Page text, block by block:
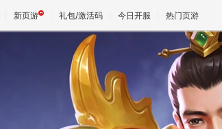
新页游 礼包/激活码 今日开服 热门页游
魔兽
天堂